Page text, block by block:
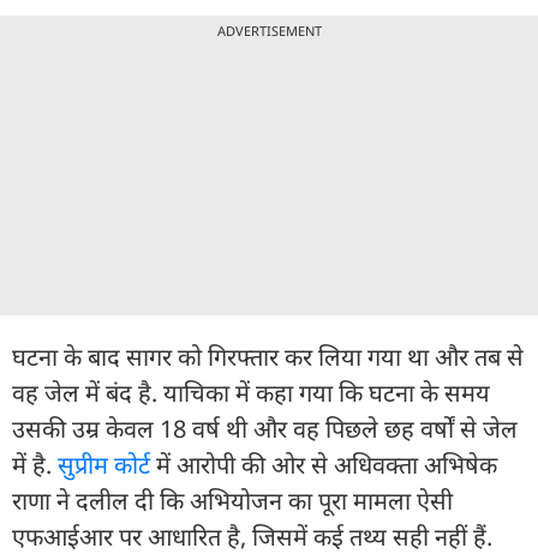
ADVERTISEMENT
घटना के बाद सागर को गिरफ्तार कर लिया गया था और तब से
वह जेल में बंद है. याचिका में कहा गया कि घटना के समय
उसकी उम्र केवल 18 वर्ष थी और वह पिछले छह वर्षों से जेल
में है. सुप्रीम कोर्टमें आरोपी की ओर से अधिवक्ता अभिषेक
राणा ने दलील दी कि अभियोजन का पूरा मामला ऐसी
एफआईआर पर आधारित है, जिसमें कई तथ्य सही नहीं हैं.